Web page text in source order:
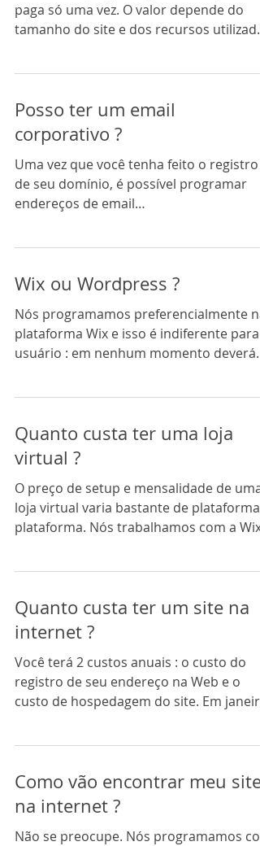
paga só uma vez. O valor depende do
tamanho do site e dos recursos
Posso ter um email
corporativo ?
Uma vez que você tenha feito o registro
de seu domínio, é possível programar
endereços de email
Wix ou Wordpress ?
Nós programamos preferencialmente na
plataforma Wix e isso é indiferente para
usuário : em nenhum momento deverá
Quanto custa ter uma loja
virtual ?
O preço de setup e mensalidade de uma
loja virtual varia bastante de plataforma
plataforma. Nós trabalhamos com a Wix
Quanto custa ter um site na
internet ?
Você terá 2 custos anuais : o custo do
registro de seu endereço na Web e o
custo de hospedagem do site. Em janeiro
Como vão encontrar meu site
na internet ?
Não se preocupe. Nós programamos